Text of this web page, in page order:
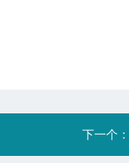
下一个：